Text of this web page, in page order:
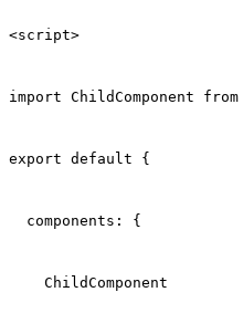
<script>
import ChildComponent
export default {
  components: {
    ChildComponent